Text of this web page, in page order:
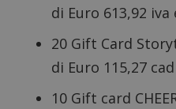
di Euro 613,92 iva
20 Gift Card
di Euro 115,27
10 Gift card